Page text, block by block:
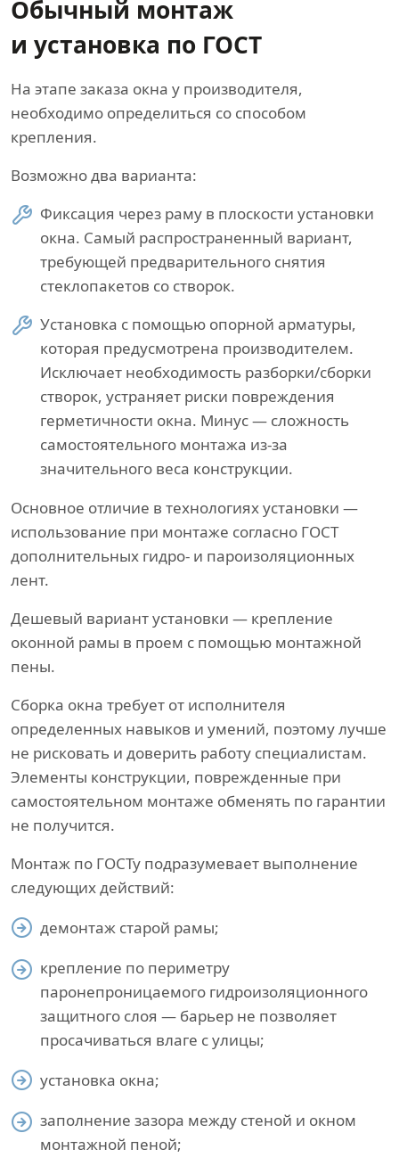
Обычный монтаж
и установка по ГОСТ
На этапе заказа окна у производителя,
необходимо определиться со способом
крепления.
Возможно два варианта:
Фиксация через раму в плоскости установки
окна. Самый распространенный вариант,
требующей предварительного снятия
стеклопакетов со створок.
Установка с помощью опорной арматуры,
которая предусмотрена производителем.
Исключает необходимость разборки/сборки
створок, устраняет риски повреждения
герметичности окна. Минус — сложность
самостоятельного монтажа из-за
значительного веса конструкции.
Основное отличие в технологиях установки —
использование при монтаже согласно ГОСТ
дополнительных гидро- и пароизоляционных
лент.
Дешевый вариант установки — крепление
оконной рамы в проем с помощью монтажной
пены.
Сборка окна требует от исполнителя
определенных навыков и умений, поэтому лучше
не рисковать и доверить работу специалистам.
Элементы конструкции, поврежденные при
самостоятельном монтаже обменять по гарантии
не получится.
Монтаж по ГОСТу подразумевает выполнение
следующих действий:
демонтаж старой рамы;
крепление по периметру
паронепроницаемого гидроизоляционного
защитного слоя — барьер не позволяет
просачиваться влаге с улицы;
установка окна;
заполнение зазора между стеной и окном
монтажной пеной;